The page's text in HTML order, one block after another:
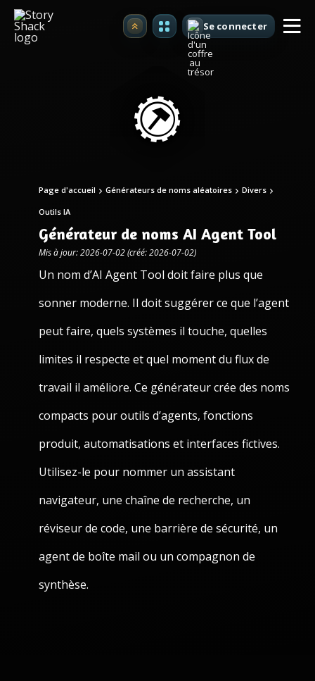
Premium Se connecter
Page d'accueil Générateurs de noms aléatoires Divers
Outils IA
Générateur de noms AI Agent Tool
Mis à jour: 2026-07-02 (créé: 2026-07-02)
Un nom d’AI Agent Tool doit faire plus que
sonner moderne. Il doit suggérer ce que l’agent
peut faire, quels systèmes il touche, quelles
limites il respecte et quel moment du flux de
travail il améliore. Ce générateur crée des noms
compacts pour outils d’agents, fonctions
produit, automatisations et interfaces fictives.
Utilisez-le pour nommer un assistant
navigateur, une chaîne de recherche, un
réviseur de code, une barrière de sécurité, un
agent de boîte mail ou un compagnon de
synthèse.